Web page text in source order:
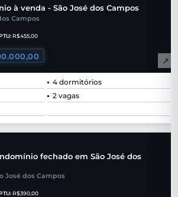
à venda - São José dos Campos
Campos
R$455,00
↗
4 dormitórios
2 vagas
fechado em São José dos
José dos Campos
R$390,00